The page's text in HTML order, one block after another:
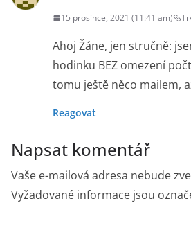
15 prosince, 2021 (11:41 am)
Ahoj Žáne, jen stručně:
hodinku BEZ omezení
tomu ještě něco mailem,
Reagovat
Napsat komentář
Vaše e-mailová adresa nebude
Vyžadované informace jsou